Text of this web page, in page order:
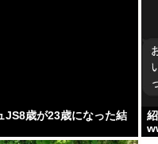
JS8歳が23歳になった結